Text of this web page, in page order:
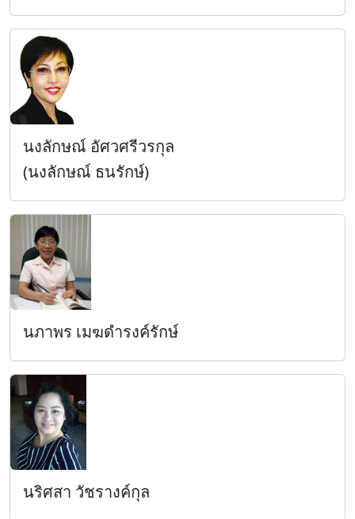
นงลักษณ์ อัศวศรีวรกุล
(นงลักษณ์ ธนรักษ์)
นภาพร เมฆดำรงค์รักษ์
นริศสา วัชรางค์กุล